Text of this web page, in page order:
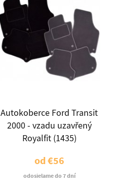
Autokoberce Ford Transit
2000 - vzadu uzavřený
Royalfit (1435)
od€56
odosielame do 7 dní